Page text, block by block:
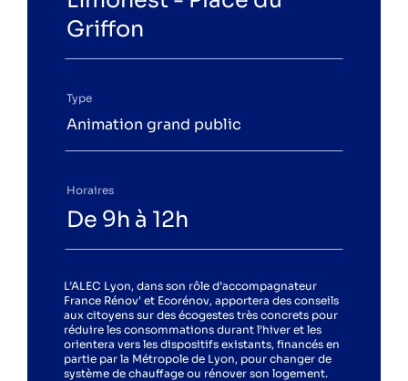
Griffon
Type
Animation grand public
Horaires
De 9h à 12h
L’ALEC Lyon, dans son rôle d’accompagnateur
France Rénov' et Ecorénov, apportera des conseils
aux citoyens sur des écogestes très concrets pour
réduire les consommations durant l’hiver et les
orientera vers les dispositifs existants, financés en
partie par la Métropole de Lyon, pour changer de
système de chauffage ou rénover son logement.